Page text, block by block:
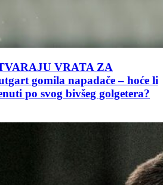
VRATA ZA
gomila napadače – hoće li
po svog bivšeg golgetera?